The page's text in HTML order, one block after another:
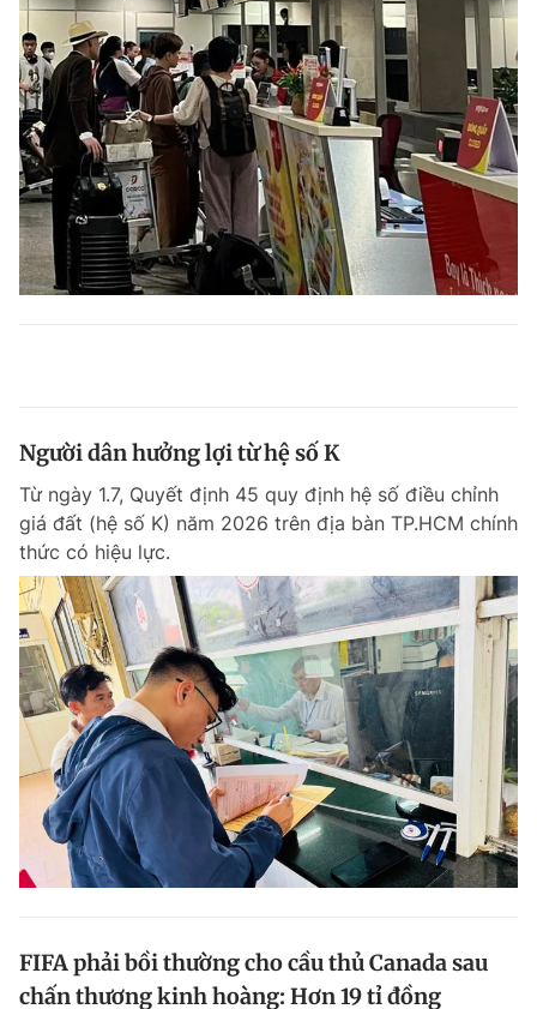
Người dân hưởng lợi từ hệ số K
Từ ngày 1.7, Quyết định 45 quy định hệ số điều chỉnh
giá đất (hệ số K) năm 2026 trên địa bàn TP.HCM chính
thức có hiệu lực.
FIFA phải bồi thường cho cầu thủ Canada sau
chấn thương kinh hoàng: Hơn 19 tỉ đồng